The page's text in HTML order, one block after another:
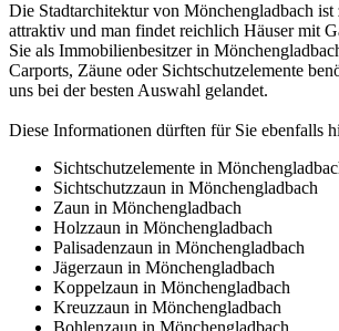
Die Stadtarchitektur von Mönchengladbach ist
attraktiv und man findet reichlich Häuser mit
Sie als Immobilienbesitzer in
Carports, Zäune oder Sichtschutzelemente
uns bei der besten Auswahl gelandet.
Diese Informationen dürften für Sie ebenfalls
Sichtschutzelemente in
Sichtschutzzaun in Mönchengladbach
Zaun in Mönchengladbach
Holzzaun in Mönchengladbach
Palisadenzaun in Mönchengladbach
Jägerzaun in Mönchengladbach
Koppelzaun in Mönchengladbach
Kreuzzaun in Mönchengladbach
Bohlenzaun in Mönchengladbach